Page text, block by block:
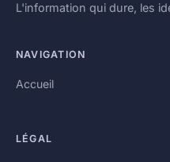
L'information qui dure, les
NAVIGATION
Accueil
LÉGAL